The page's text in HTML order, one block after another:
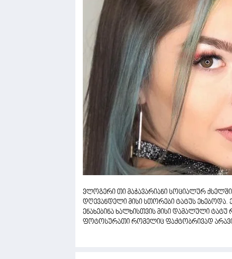
ვლოგერი თი მაჭავარიანი სოციალურ
დღევანდელი მისი სთორები ტატუს ეხებოდა.
ენახებინა ხალხისთვის მისი დამალული ტატუ
ფოტოსურათი რომელიც ფაქტობრივად